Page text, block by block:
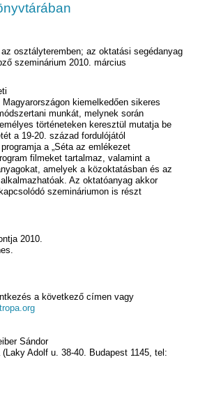
osztályteremben; az oktatási segédanyag
szeminárium 2010. március
kiemelkedően sikeres
munkát, melynek során
történeteken keresztül mutatja be
a 19-20. század fordulójától
a „Séta az emlékezet
filmeket tartalmaz, valamint a
amelyek a közoktatásban és az
Az oktatóanyag akkor
szemináriumon is részt
2010.
a következő címen vagy
Sándor
Adolf u. 38-40. Budapest 1145, tel: